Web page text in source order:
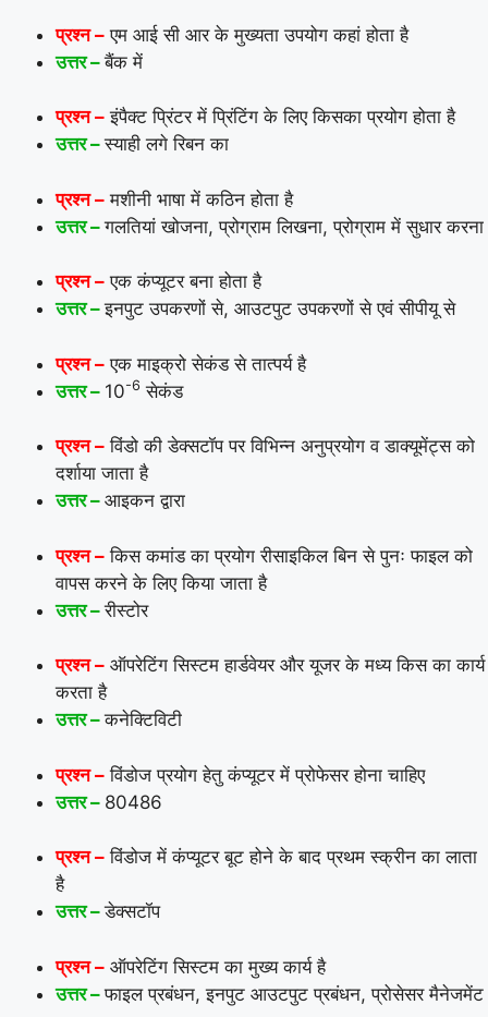
प्रश्न – एम आई सी आर के मुख्यता उपयोग कहां होता है
उत्तर –बैंक में
प्रश्न – इंपैक्ट प्रिंटर में प्रिंटिंग के लिए किसका प्रयोग होता है
उत्तर –स्याही लगे रिबन का
प्रश्न – मशीनी भाषा में कठिन होता है
उत्तर –गलतियां खोजना, प्रोग्राम लिखना, प्रोग्राम में सुधार करना
प्रश्न – एक कंप्यूटर बना होता है
उत्तर –इनपुट उपकरणों से, आउटपुट उपकरणों से एवं सीपीयू से
प्रश्न – एक माइक्रो सेकंड से तात्पर्य है
उत्तर – 10-6 सेकंड
प्रश्न – विंडो की डेक्सटॉप पर विभिन्न अनुप्रयोग व डाक्यूमेंट्स को
दर्शाया जाता है
उत्तर – आइकन द्वारा
प्रश्न – किस कमांड का प्रयोग रीसाइकिल बिन से पुनः फाइल को
वापस करने के लिए किया जाता है
उत्तर –रीस्टोर
प्रश्न – ऑपरेटिंग सिस्टम हार्डवेयर और यूजर के मध्य किस का कार्य
करता है
उत्तर –कनेक्टिविटी
प्रश्न – विंडोज प्रयोग हेतु कंप्यूटर में प्रोफेसर होना चाहिए
उत्तर – 80486
प्रश्न – विंडोज में कंप्यूटर बूट होने के बाद प्रथम स्क्रीन का लाता
है
उत्तर –डेक्सटॉप
प्रश्न – ऑपरेटिंग सिस्टम का मुख्य कार्य है
उत्तर –फाइल प्रबंधन, इनपुट आउटपुट प्रबंधन, प्रोसेसर मैनेजमेंट